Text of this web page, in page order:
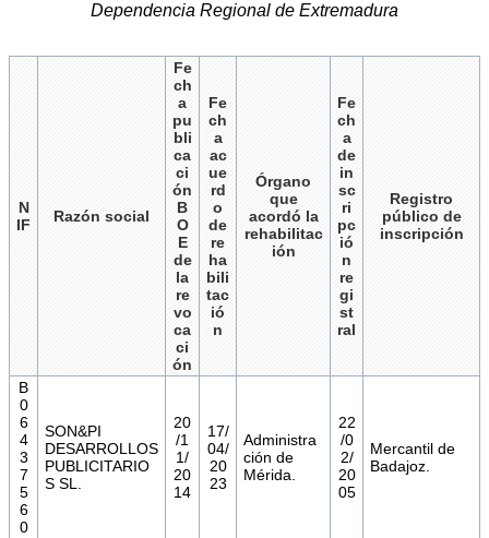
Dependencia Regional de Extremadura
N
IF
Razón social
Fe
ch
a
pu
bli
ca
ci
ón
B
O
E
de
la
re
vo
ca
ci
ón
Fe
ch
a
ac
ue
rd
o
de
re
ha
bili
tac
ió
n
Órgano
que
acordó la
rehabilitac
ión
Fe
ch
a
de
in
sc
ri
pc
ió
n
re
gi
st
ral
Registro
público de
inscripción
B
0
6
4
3
7
5
6
0
SON&PI
DESARROLLOS
PUBLICITARIO
S SL.
20
/1
1/
20
14
17/
04/
20
23
Administra
ción de
Mérida.
22
/0
2/
20
05
Mercantil de
Badajoz.